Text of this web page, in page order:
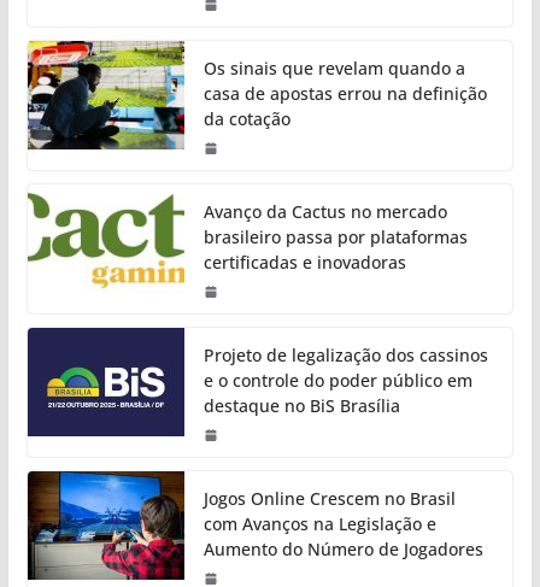
Os sinais que revelam quando a
casa de apostas errou na definição
da cotação
Avanço da Cactus no mercado
brasileiro passa por plataformas
certificadas e inovadoras
Projeto de legalização dos cassinos
e o controle do poder público em
destaque no BiS Brasília
Jogos Online Crescem no Brasil
com Avanços na Legislação e
Aumento do Número de Jogadores